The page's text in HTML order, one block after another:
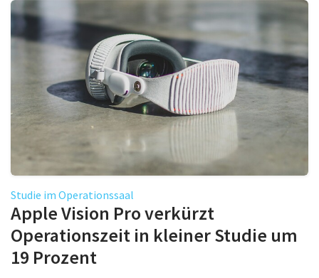
Studie im Operationssaal
Apple Vision Pro verkürzt
Operationszeit in kleiner Studie um
19 Prozent